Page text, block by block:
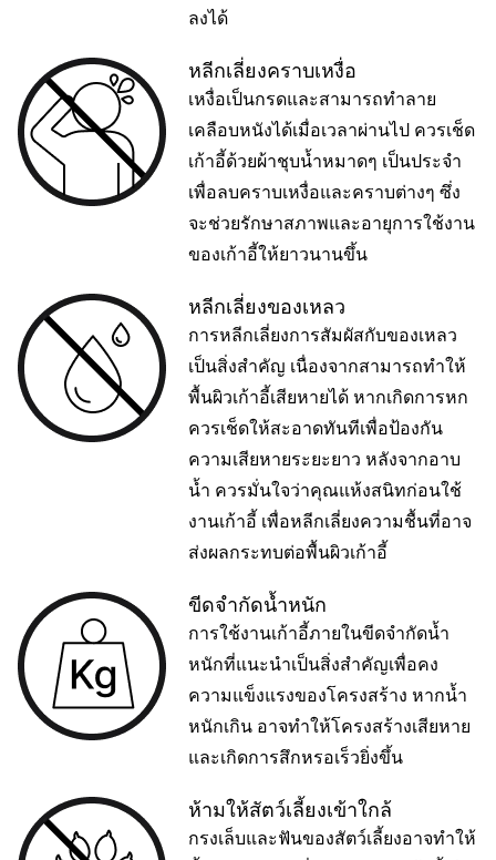
ลงได้
หลีกเลี่ยงคราบเหงื่อ
เหงื่อเป็นกรดและสามารถทำลาย
เคลือบหนังได้เมื่อเวลาผ่านไป ควรเช็ด
เก้าอี้ด้วยผ้าชุบน้ำหมาดๆ เป็นประจำ
เพื่อลบคราบเหงื่อและคราบต่างๆ ซึ่ง
จะช่วยรักษาสภาพและอายุการใช้งาน
ของเก้าอี้ให้ยาวนานขึ้น
หลีกเลี่ยงของเหลว
การหลีกเลี่ยงการสัมผัสกับของเหลว
เป็นสิ่งสำคัญ เนื่องจากสามารถทำให้
พื้นผิวเก้าอี้เสียหายได้ หากเกิดการหก
ควรเช็ดให้สะอาดทันทีเพื่อป้องกัน
ความเสียหายระยะยาว หลังจากอาบ
น้ำ ควรมั่นใจว่าคุณแห้งสนิทก่อนใช้
งานเก้าอี้ เพื่อหลีกเลี่ยงความชื้นที่อาจ
ส่งผลกระทบต่อพื้นผิวเก้าอี้
ขีดจำกัดน้ำหนัก
การใช้งานเก้าอี้ภายในขีดจำกัดน้ำ
หนักที่แนะนำเป็นสิ่งสำคัญเพื่อคง
ความแข็งแรงของโครงสร้าง หากน้ำ
หนักเกิน อาจทำให้โครงสร้างเสียหาย
และเกิดการสึกหรอเร็วยิ่งขึ้น
ห้ามให้สัตว์เลี้ยงเข้าใกล้
กรงเล็บและฟันของสัตว์เลี้ยงอาจทำให้